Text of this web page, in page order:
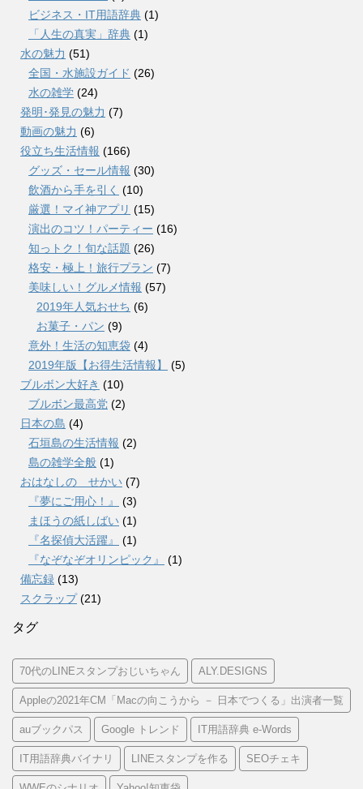
ビジネス・IT用語辞典 (1)
「人生の真実」辞典 (1)
水の魅力 (51)
全国・水施設ガイド (26)
水の雑学 (24)
発明･発見の魅力 (7)
動画の魅力 (6)
役立ち生活情報 (166)
グッズ・セール情報 (30)
飲酒から手を引く (10)
厳選！マイ神アプリ (15)
演出のコツ！パーティー (16)
知っトク！旬な話題 (26)
格安・極上！旅行プラン (7)
美味しい！グルメ情報 (57)
2019年人気おせち (6)
お菓子・パン (9)
意外！生活の知恵袋 (4)
2019年版【お得生活情報】
(5)
ブルボン大好き (10)
ブルボン最高党 (2)
日本の島 (4)
石垣島の生活情報 (2)
島の雑学全般 (1)
おはなしの せかい (7)
『夢にご用心！』
(3)
まほうの紙しばい (1)
『名探偵大活躍』
(1)
『なぞなぞオリンピック』
(1)
備忘録 (13)
スクラップ(21)
タグ
70代のLINEスタンプおじいちゃん ALY.DESIGNS
Appleの2021年CM「Macの向こうから － 日本でつくる」出演者一覧
auブックパス Google トレンド IT用語辞典 e-Words
IT用語辞典バイナリ LINEスタンプを作る SEOチェキ